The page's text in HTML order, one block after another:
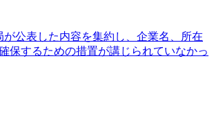
公表した内容を集約し、企業名、所在
保するための措置が講じられていなかっ